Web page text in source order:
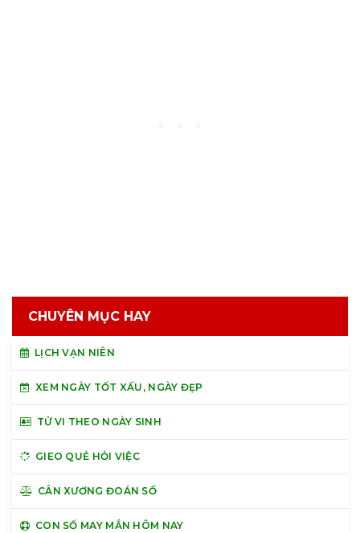
CHUYÊN MỤC HAY
LỊCH VẠN NIÊN
XEM NGÀY TỐT XẤU, NGÀY ĐẸP
TỬ VI THEO NGÀY SINH
GIEO QUẺ HỎI VIỆC
CÂN XƯƠNG ĐOÁN SỐ
CON SỐ MAY MẮN HÔM NAY